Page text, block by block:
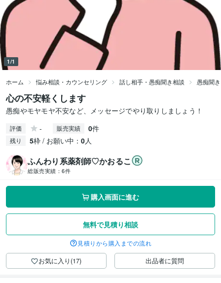
1/1
ホーム 悩み相談・カウンセリング 話し相手・愚痴聞き相談 愚痴聞
心の不安軽くします
愚痴やモヤモヤ不安など、メッセージでやり取りしましょう！
評価 - 販売実績 0件
残り 5枠 / お願い中： 0人
ふんわり系薬剤師♡かおるこ
総販売実績： 6件
購入画面に進む
無料で見積り相談
見積りから購入までの流れ
お気に入り(17) 出品者に質問